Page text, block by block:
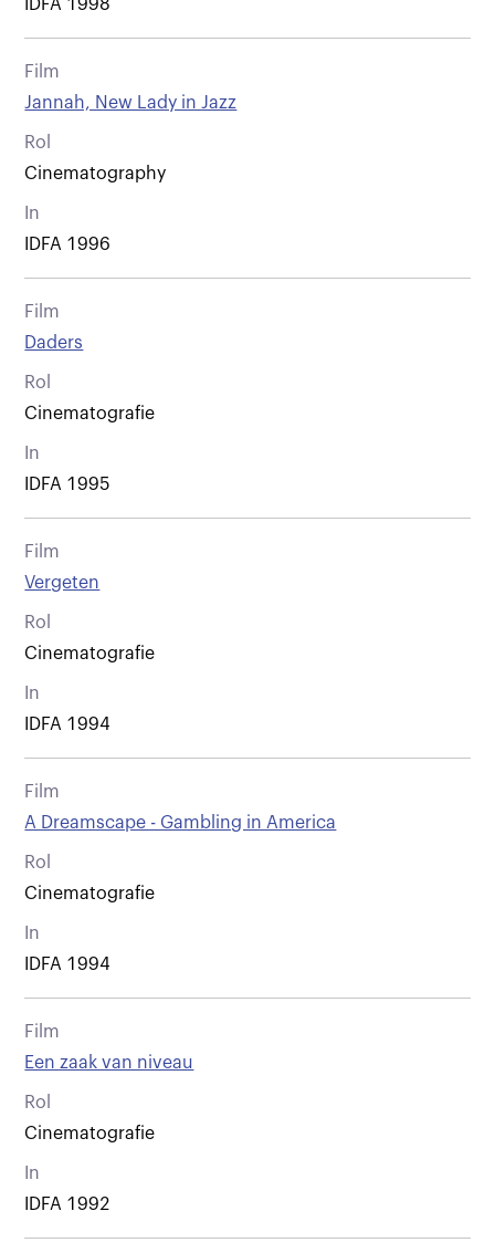
IDFA 1998
Film
Jannah, New Lady in Jazz
Rol
Cinematography
In
IDFA 1996
Film
Daders
Rol
Cinematografie
In
IDFA 1995
Film
Vergeten
Rol
Cinematografie
In
IDFA 1994
Film
A Dreamscape - Gambling in America
Rol
Cinematografie
In
IDFA 1994
Film
Een zaak van niveau
Rol
Cinematografie
In
IDFA 1992